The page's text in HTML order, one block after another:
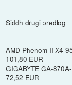
Siddh drugi predlog
AMD Phenom II X4
101,80 EUR
GIGABYTE GA-870A-
72,52 EUR